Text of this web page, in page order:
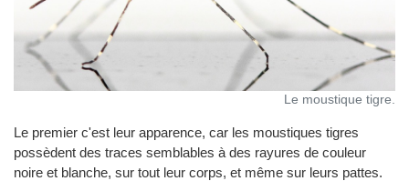
Le moustique tigre.
Le premier c'est leur apparence, car les moustiques tigres
possèdent des traces semblables à des rayures de couleur
noire et blanche, sur tout leur corps, et même sur leurs pattes.